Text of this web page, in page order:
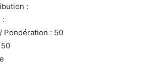
:
:
Pondération : 50